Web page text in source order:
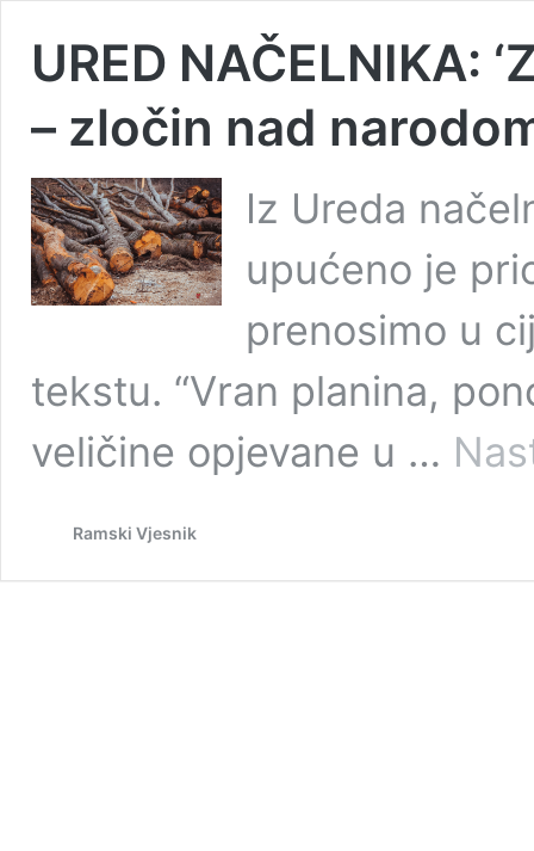
URED NAČELNIKA:
– zločin nad
Iz Ureda
upućeno je
prenosimo u
tekstu. “Vran planina,
veličine opjevane u …
Ramski Vjesnik